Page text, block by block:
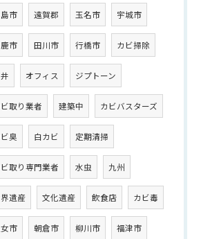
市 遠賀郡 玉名市 宇城市
市 田川市 行橋市 カビ掃除
オフィス ジプトーン
取り業者 建築中 カビバスターズ
臭 白カビ 定期清掃
取り専門業者 水虫 九州
遺産 文化遺産 飲食店 カビ毒
市 朝倉市 柳川市 福津市